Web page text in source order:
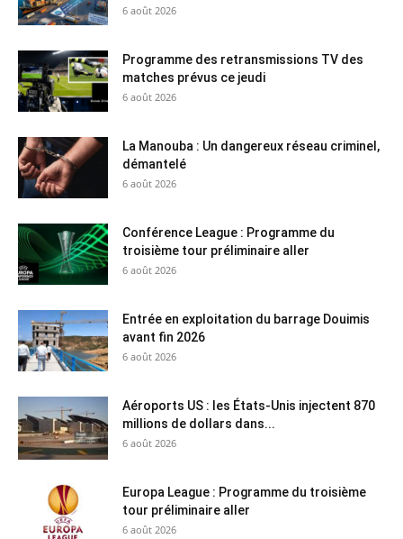
6 août 2026
Programme des retransmissions TV des
matches prévus ce jeudi
6 août 2026
La Manouba : Un dangereux réseau criminel,
démantelé
6 août 2026
Conférence League : Programme du
troisième tour préliminaire aller
6 août 2026
Entrée en exploitation du barrage Douimis
avant fin 2026
6 août 2026
Aéroports US : les États-Unis injectent 870
millions de dollars dans...
6 août 2026
Europa League : Programme du troisième
tour préliminaire aller
6 août 2026